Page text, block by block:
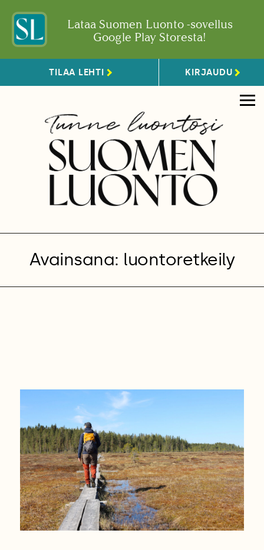
Lataa Suomen Luonto -sovellus
Google Play Storesta!
TILAA LEHTI KIRJAUDU
Avainsana: luontoretkeily